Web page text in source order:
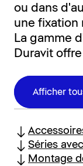
ou dans
une fixation
La gamme
Duravit
Afficher
Séries
Montage